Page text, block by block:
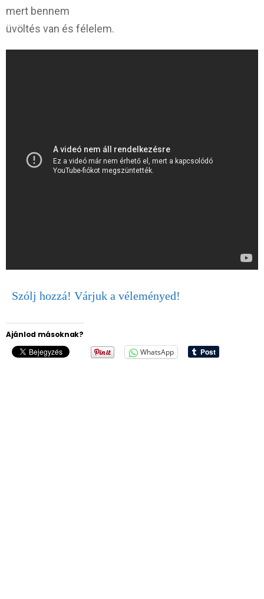
mert bennem
üvöltés van és félelem.
Szólj hozzá! Várjuk a véleményed!
Ajánlod másoknak?
WhatsApp